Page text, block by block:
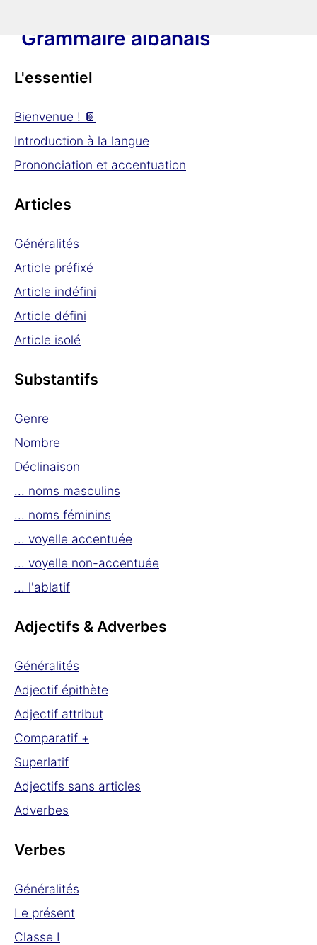
Grammaire albanais
L'essentiel
Bienvenue ! 📔
Introduction à la langue
Prononciation et accentuation
Articles
Généralités
Article préfixé
Article indéfini
Article défini
Article isolé
Substantifs
Genre
Nombre
Déclinaison
... noms masculins
... noms féminins
... voyelle accentuée
... voyelle non-accentuée
... l'ablatif
Adjectifs & Adverbes
Généralités
Adjectif épithète
Adjectif attribut
Comparatif +
Superlatif
Adjectifs sans articles
Adverbes
Verbes
Généralités
Le présent
Classe I